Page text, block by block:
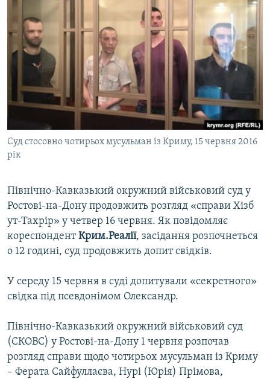
пошуку
ІНТЕРВ'Ю
ВСЕ ЗА ДЕНЬ
СПЕЦПРОЕКТИ
ДЕПОРТАЦІЯ
ВІДЕОУРОКИ «ELIFBE»
СВІДЧЕННЯ ОКУПАЦІЇ
УКРАЇНСЬКА ПРОБЛЕМА КРИМУ
ЯК ОБІЙТИ БЛОКУВАННЯ
Русский
Qırımtatar
Усі сайти RFE/RL
Суд стосовно чотирьох мусульман із Криму, 15 червня 2016
рік
Північно-Кавказький окружний військовий суд у
Ростові-на-Дону продовжить розгляд «справи Хізб
ут-Тахрір» у четвер 16 червня. Як повідомляє
кореспондентКрим.Реалії, засідання розпочнеться
о 12 годині, суд продовжить допит свідків.
У середу 15 червня в суді допитували «секретного»
свідка під псевдонімом Олександр.
Північно-Кавказький окружний військовий суд
(СКОВС) у Ростові-на-Дону 1 червня розпочав
розгляд справи щодо чотирьох мусульман із Криму
– Ферата Сайфуллаєва, Нурі (Юрія) Прімова,